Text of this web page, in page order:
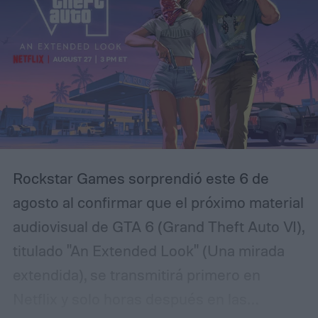
desapariciones, secretos familiares y una
serie de acontecimientos relacionados con
una antigua tragedia. El protagonista es
Luka, un joven que regresa a distintos
momentos de la historia para intentar
comprender qué sucedió realmente y
evitar que los hechos más oscuros vuelvan
a repetirse.
Rockstar Games sorprendió este 6 de
agosto al confirmar que el próximo material
audiovisual de GTA 6 (Grand Theft Auto VI),
titulado "An Extended Look" (Una mirada